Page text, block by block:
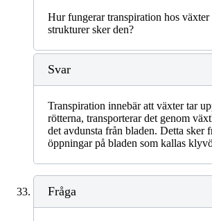
Hur fungerar transpiration hos
strukturer sker den?
Svar
Transpiration innebär att växter tar
rötterna, transporterar det genom
det avdunsta från bladen. Detta sker
öppningar på bladen som kallas
Fråga